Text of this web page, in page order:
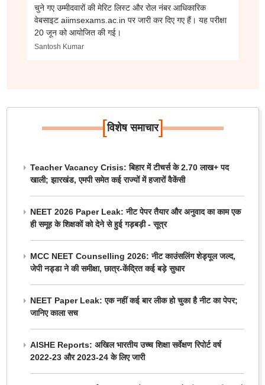
चुने गए उम्मीदवारों की मेरिट लिस्ट और रोल नंबर आधिकारिक
वेबसाइट aiimsexams.ac.in पर जारी कर दिए गए हैं। यह परीक्षा
20 जून को आयोजित की गई।
Santosh Kumar
[विशेष समाचार]
Teacher Vacancy Crisis: बिहार में टीचर्स के 2.70 लाख+ पद
खाली; झारखंड, एमपी समेत कई राज्यों में हजारों वैकेंसी
NEET 2026 Paper Leak: नीट पेपर तैयार और अनुवाद का काम एक
ही समूह के शिक्षकों को देने से हुई गड़बड़ी - सूत्र
MCC NEET Counselling 2026: नीट काउंसलिंग शेड्यूल जल्द,
जेपी नड्डा ने की समीक्षा, छात्र-केंद्रित कई बड़े सुधार
NEET Paper Leak: एक नहीं कई बार लीक हो चुका है नीट का पेपर;
जानिए काला सच
AISHE Reports: अखिल भारतीय उच्च शिक्षा सर्वेक्षण रिपोर्ट वर्ष
2022-23 और 2023-24 के लिए जारी